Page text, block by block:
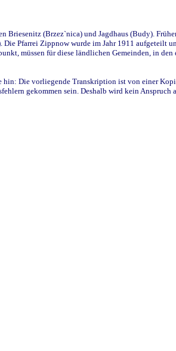
(Brzez`nica) und Jagdhaus (Budy).
Pfarrei Zippnow wurde im Jahr 1911 aufgeteilt
müssen für diese ländlichen Gemeinden, in
hin: Die vorliegende Transkription ist von einer
gekommen sein. Deshalb wird kein Anspruch